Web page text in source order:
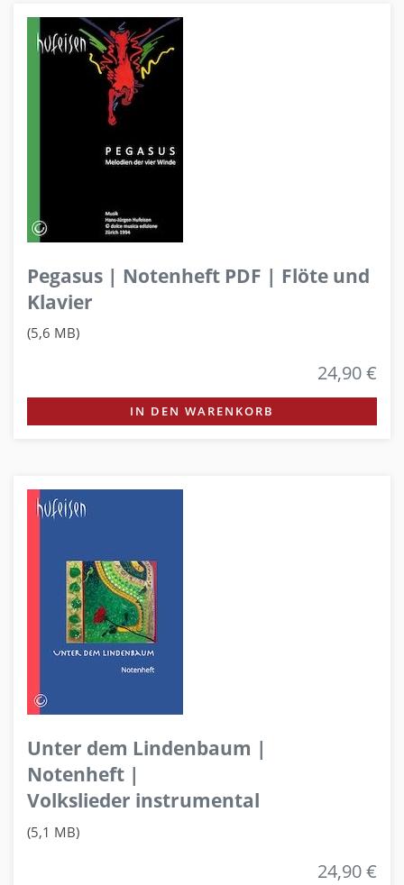
Pegasus | Notenheft PDF | Flöte und
Klavier
(5,6 MB)
24,90 €
IN DEN WARENKORB
Unter dem Lindenbaum |
Notenheft |
Volkslieder instrumental
(5,1 MB)
24,90 €